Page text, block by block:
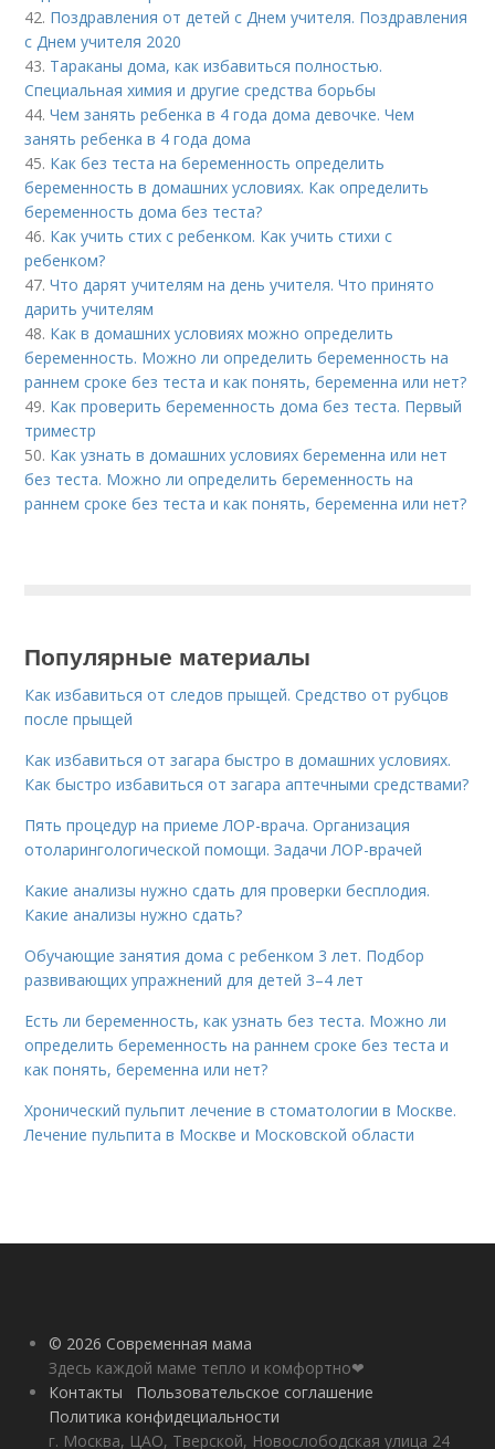
42. Поздравления от детей с Днем учителя. Поздравления
с Днем учителя 2020
43. Тараканы дома, как избавиться полностью.
Специальная химия и другие средства борьбы
44.Чем занять ребенка в 4 года дома девочке. Чем
занять ребенка в 4 года дома
45. Как без теста на беременность определить
беременность в домашних условиях. Как определить
беременность дома без теста?
46. Как учить стих с ребенком. Как учить стихи с
ребенком?
47.Что дарят учителям на день учителя. Что принято
дарить учителям
48. Как в домашних условиях можно определить
беременность. Можно ли определить беременность на
раннем сроке без теста и как понять, беременна или нет?
49. Как проверить беременность дома без теста. Первый
триместр
50. Как узнать в домашних условиях беременна или нет
без теста. Можно ли определить беременность на
раннем сроке без теста и как понять, беременна или нет?
Популярные материалы
Как избавиться от следов прыщей. Средство от рубцов
после прыщей
Как избавиться от загара быстро в домашних условиях.
Как быстро избавиться от загара аптечными средствами?
Пять процедур на приеме ЛОР-врача. Организация
отоларингологической помощи. Задачи ЛОР-врачей
Какие анализы нужно сдать для проверки бесплодия.
Какие анализы нужно сдать?
Обучающие занятия дома с ребенком 3 лет. Подбор
развивающих упражнений для детей 3–4 лет
Есть ли беременность, как узнать без теста. Можно ли
определить беременность на раннем сроке без теста и
как понять, беременна или нет?
Хронический пульпит лечение в стоматологии в Москве.
Лечение пульпита в Москве и Московской области
© 2026 Современная мама
Здесь каждой маме тепло и комфортно❤
Контакты
Пользовательское соглашение
Политика конфидециальности
г. Москва, ЦАО, Тверской, Новослободская улица 24